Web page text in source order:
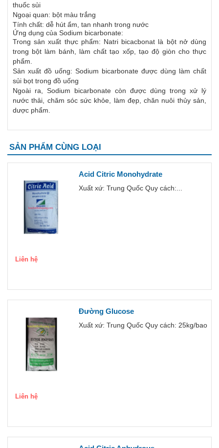
thuốc sủi
Ngoại quan: bột màu trắng
Tính chất: dễ hút ẩm, tan nhanh trong nước
Ứng dụng của Sodium bicarbonate:
Trong sản xuất thực phẩm: Natri bicacbonat là bột nở dùng
trong bột làm bánh, làm chất tạo xốp, tạo độ giòn cho thực
phẩm.
Sản xuất đồ uống: Sodium bicarbonate được dùng làm chất
sủi bọt trong đồ uống
Ngoài ra, Sodium bicarbonate còn được dùng trong xử lý
nước thải, chăm sóc sức khỏe, làm đẹp, chăn nuôi thủy sản,
dược phẩm.
SẢN PHẨM CÙNG LOẠI
Acid Citric Monohydrate
Xuất xứ: Trung Quốc Quy cách:...
Liên hệ
Đường Glucose
Xuất xứ: Trung Quốc Quy cách: 25kg/bao
Liên hệ